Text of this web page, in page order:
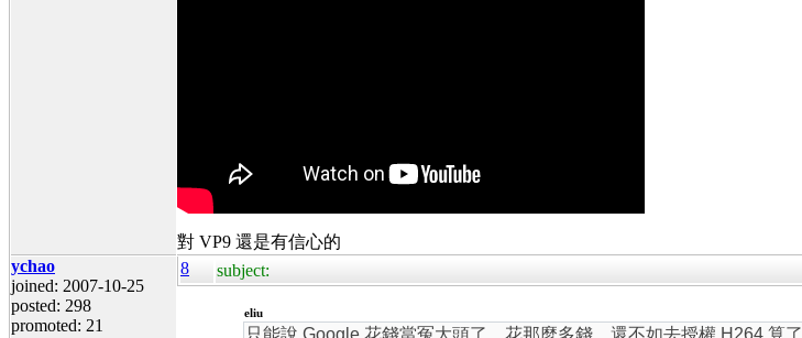
對 VP9 還是有信心的
ychao
joined: 2007-10-25
posted: 298
promoted: 21
8 subject:
eliu
只能說 Google 花錢當冤大頭了，花那麼多錢，還不如去授權 H264 算了